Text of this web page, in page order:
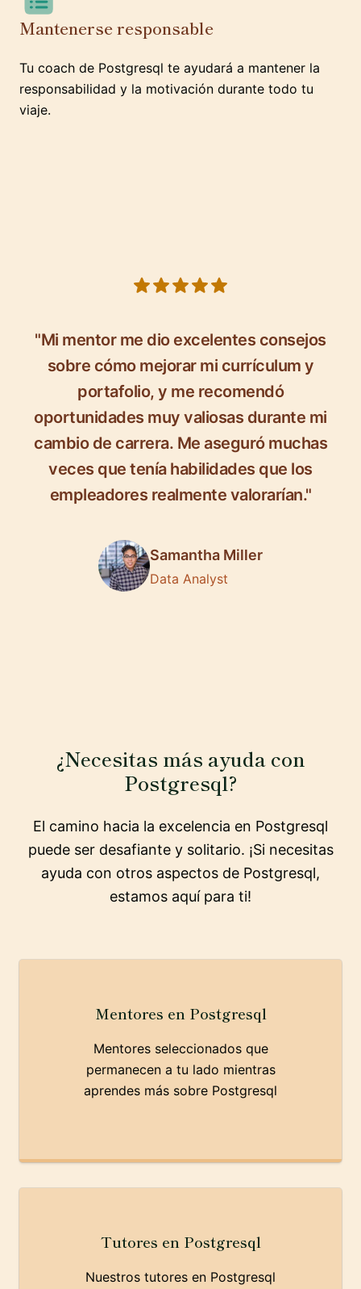
Mantenerse responsable
Tu coach de Postgresql te ayudará a mantener la
responsabilidad y la motivación durante todo tu
viaje.
"Mi mentor me dio excelentes consejos
sobre cómo mejorar mi currículum y
portafolio, y me recomendó
oportunidades muy valiosas durante mi
cambio de carrera. Me aseguró muchas
veces que tenía habilidades que los
empleadores realmente valorarían."
Samantha Miller
Data Analyst
¿Necesitas más ayuda con
Postgresql?
El camino hacia la excelencia en Postgresql
puede ser desafiante y solitario. ¡Si necesitas
ayuda con otros aspectos de Postgresql,
estamos aquí para ti!
Mentores en Postgresql
Mentores seleccionados que
permanecen a tu lado mientras
aprendes más sobre Postgresql
Tutores en Postgresql
Nuestros tutores en Postgresql